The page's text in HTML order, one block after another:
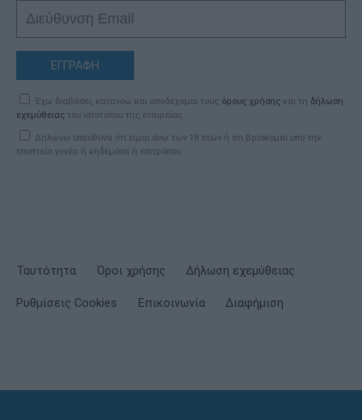
ΕΓΓΡΑΦΗ
Έχω διαβάσει, κατανοώ και αποδέχομαι τους όρους χρήσης και τη δήλωση
εχεμύθειας του ιστοτόπου της εταιρείας
Δηλώνω υπεύθυνα ότι είμαι άνω των 18 ετών ή ότι βρίσκομαι υπό την
εποπτεία γονέα ή κηδεμόνα ή επιτρόπου
Ταυτότητα Όροι χρήσης Δήλωση εχεμύθειας
Ρυθμίσεις Cookies Επικοινωνία Διαφήμιση